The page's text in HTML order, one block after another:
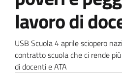
lavoro di
USB Scuola 4 aprile sciopero
contratto scuola che ci rende
di docenti e ATA